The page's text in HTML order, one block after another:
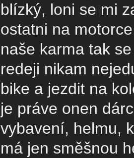
blízký, loni se mi
ostatni na
naše karma tak
redeji nikam
bike a jezdit na
je práve onen
vybavení, helmu,
má jen směšnou